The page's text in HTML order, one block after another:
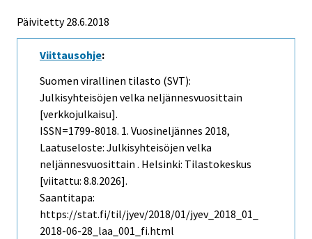
Päivitetty 28.6.2018
Viittausohje:
Suomen virallinen tilasto (SVT):
Julkisyhteisöjen velka neljännesvuosittain
[verkkojulkaisu].
ISSN=1799-8018. 1. Vuosineljännes 2018,
Laatuseloste: Julkisyhteisöjen velka
neljännesvuosittain . Helsinki: Tilastokeskus
[viitattu: 8.8.2026].
Saantitapa:
https://stat.fi/til/jyev/2018/01/jyev_2018_01_
2018-06-28_laa_001_fi.html